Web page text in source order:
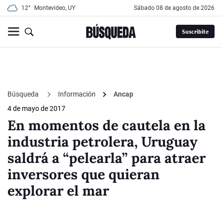
12° Montevideo, UY sábado 08 de agosto de 2026
Suscribite
Búsqueda Información
Ancap
4 de mayo de 2017
En momentos de cautela en la
industria petrolera, Uruguay
saldrá a “pelearla” para atraer
inversores que quieran
explorar el mar